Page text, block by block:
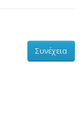
Συνέχεια